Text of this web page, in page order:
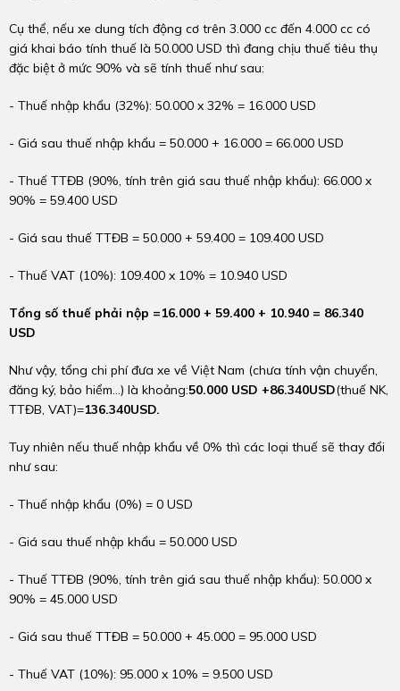
Cụ thể, nếu xe dung tích động cơ trên 3.000 cc đến 4.000 cc có
giá khai báo tính thuế là 50.000 USD thì đang chịu thuế tiêu thụ
đặc biệt ở mức 90% và sẽ tính thuế như sau:
- Thuế nhập khẩu (32%): 50.000 x 32% = 16.000 USD
- Giá sau thuế nhập khẩu = 50.000 + 16.000 = 66.000 USD
- Thuế TTĐB (90%, tính trên giá sau thuế nhập khẩu): 66.000 x
90% = 59.400 USD
- Giá sau thuế TTĐB = 50.000 + 59.400 = 109.400 USD
- Thuế VAT (10%): 109.400 x 10% = 10.940 USD
Tổng số thuế phải nộp =16.000 + 59.400 + 10.940 = 86.340
USD
Như vậy, tổng chi phí đưa xe về Việt Nam (chưa tính vận chuyển,
đăng ký, bảo hiểm…) là khoảng:50.000 USD +86.340USD(thuế NK,
TTĐB, VAT)=136.340USD.
Tuy nhiên nếu thuế nhập khẩu về 0% thì các loại thuế sẽ thay đổi
như sau:
- Thuế nhập khẩu (0%) = 0 USD
- Giá sau thuế nhập khẩu = 50.000 USD
- Thuế TTĐB (90%, tính trên giá sau thuế nhập khẩu): 50.000 x
90% = 45.000 USD
- Giá sau thuế TTĐB = 50.000 + 45.000 = 95.000 USD
- Thuế VAT (10%): 95.000 x 10% = 9.500 USD